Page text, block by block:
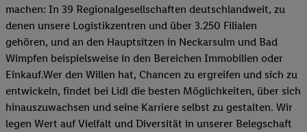
machen: In 39 Regionalgesellschaften deutschlandweit, zu
denen unsere Logistikzentren und über 3.250 Filialen
gehören, und an den Hauptsitzen in Neckarsulm und Bad
Wimpfen beispielsweise in den Bereichen Immobilien oder
Einkauf.Wer den Willen hat, Chancen zu ergreifen und sich zu
entwickeln, findet bei Lidl die besten Möglichkeiten, über sich
hinauszuwachsen und seine Karriere selbst zu gestalten. Wir
legen Wert auf Vielfalt und Diversität in unserer Belegschaft